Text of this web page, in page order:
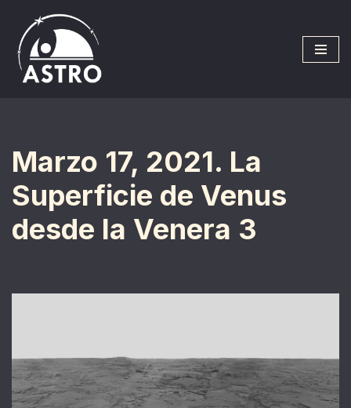
Saltar
al
contenido
Marzo 17, 2021. La
Superficie de Venus
desde la Venera 3